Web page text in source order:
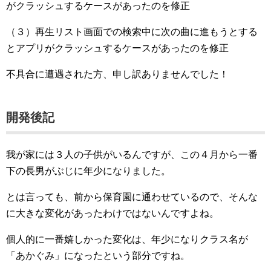
がクラッシュするケースがあったのを修正
（３）再生リスト画面での検索中に次の曲に進もうとする
とアプリがクラッシュするケースがあったのを修正
不具合に遭遇された方、申し訳ありませんでした！
開発後記
我が家には３人の子供がいるんですが、この４月から一番
下の長男がぶじに年少になりました。
とは言っても、前から保育園に通わせているので、そんな
に大きな変化があったわけではないんですよね。
個人的に一番嬉しかった変化は、年少になりクラス名が
「あかぐみ」になったという部分ですね。